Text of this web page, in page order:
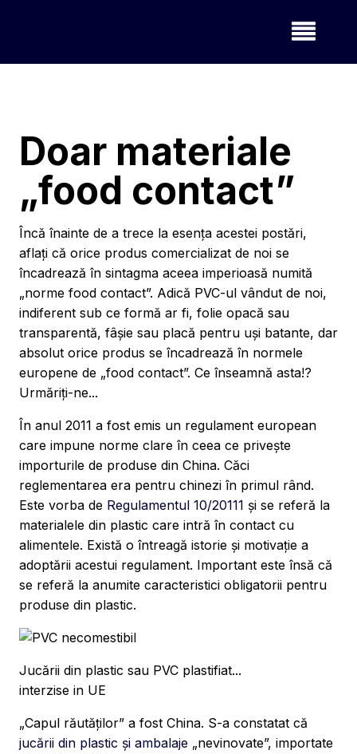
Doar materiale
„food contact”
Încă înainte de a trece la esența acestei postări,
aflați că orice produs comercializat de noi se
încadrează în sintagma aceea imperioasă numită
„norme food contact”. Adică PVC-ul vândut de noi,
indiferent sub ce formă ar fi, folie opacă sau
transparentă, fâșie sau placă pentru uși batante, dar
absolut orice produs se încadrează în normele
europene de „food contact”. Ce înseamnă asta!?
Urmăriți-ne...
În anul 2011 a fost emis un regulament european
care impune norme clare în ceea ce privește
importurile de produse din China. Căci
reglementarea era pentru chinezi în primul rând.
Este vorba de Regulamentul 10/20111 și se referă la
materialele din plastic care intră în contact cu
alimentele. Există o întreagă istorie și motivație a
adoptării acestui regulament. Important este însă că
se referă la anumite caracteristici obligatorii pentru
produse din plastic.
Jucării din plastic sau PVC plastifiat...
interzise in UE
„Capul răutăților” a fost China. S-a constatat că
jucării din plastic și ambalaje „nevinovate”, importate